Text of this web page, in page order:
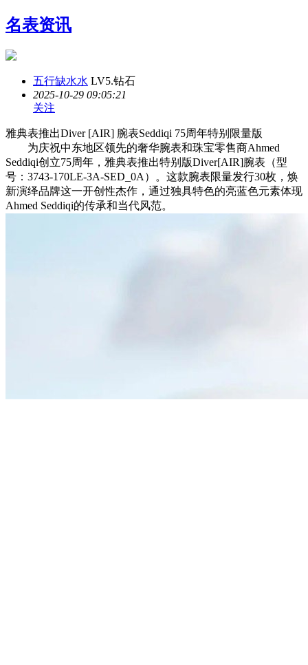
名表资讯
五行缺水水 LV5.钻石
2025-10-29 09:05:21
关注
雅典表推出Diver [AIR] 腕表Seddiqi 75周年特别限量版
为庆祝中东地区领先的奢华腕表和珠宝零售商Ahmed
Seddiqi创立75周年，雅典表推出特别版Diver[AIR]腕表（型
号：3743-170LE-3A-SED_0A）。这款腕表限量发行30枚，焕
新演绎品牌这一开创性杰作，通过独具特色的亮蓝色元素体现
Ahmed Seddiqi的传承和当代风范。